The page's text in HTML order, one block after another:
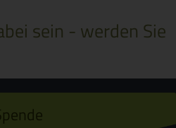
sein - werden Sie